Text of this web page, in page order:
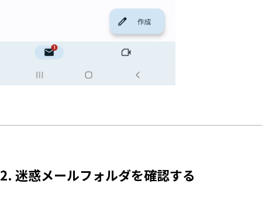
2. 迷惑メールフォルダを確認する